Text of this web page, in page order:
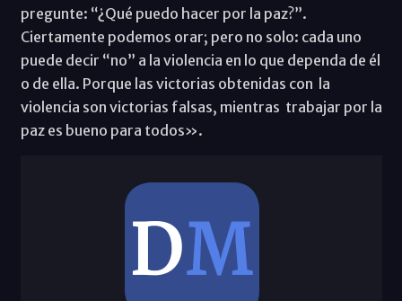
pregunte: “¿Qué puedo hacer por la paz?”.
Ciertamente podemos orar; pero no solo: cada uno
puede decir “no” a la violencia en lo que dependa de él
o de ella. Porque las victorias obtenidas con la
violencia son victorias falsas, mientras trabajar por la
paz es bueno para todos».